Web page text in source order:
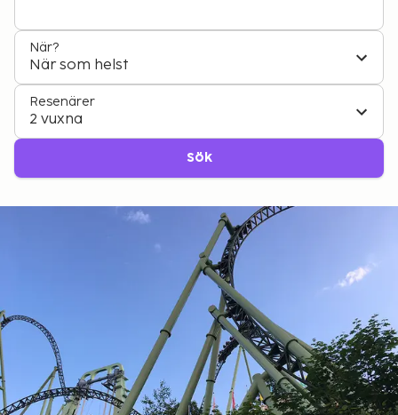
När?
När som helst
Resenärer
2 vuxna
Sök